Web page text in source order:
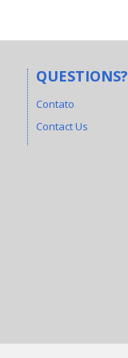
QUESTIONS?
Contato
Contact Us